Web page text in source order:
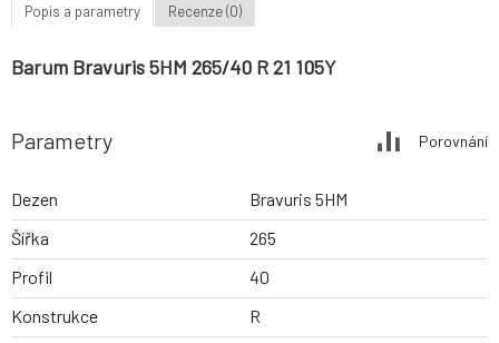
Popis a parametry Recenze (0)
Barum Bravuris 5HM 265/40 R 21 105Y
Parametry Porovnání
Dezen
Bravuris 5HM
Šířka
265
Profil
40
Konstrukce
R